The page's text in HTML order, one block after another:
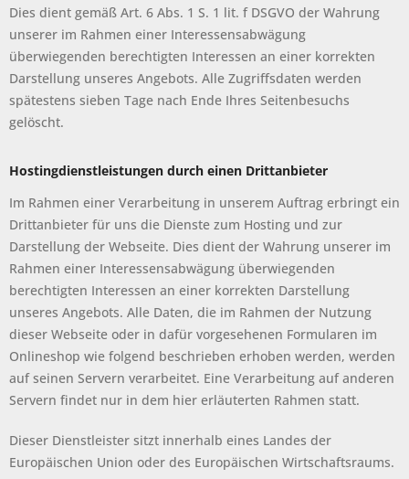
Dies dient gemäß Art. 6 Abs. 1 S. 1 lit. f DSGVO der Wahrung
unserer im Rahmen einer Interessensabwägung
überwiegenden berechtigten Interessen an einer korrekten
Darstellung unseres Angebots. Alle Zugriffsdaten werden
spätestens sieben Tage nach Ende Ihres Seitenbesuchs
gelöscht.
Hostingdienstleistungen durch einen Drittanbieter
Im Rahmen einer Verarbeitung in unserem Auftrag erbringt ein
Drittanbieter für uns die Dienste zum Hosting und zur
Darstellung der Webseite. Dies dient der Wahrung unserer im
Rahmen einer Interessensabwägung überwiegenden
berechtigten Interessen an einer korrekten Darstellung
unseres Angebots. Alle Daten, die im Rahmen der Nutzung
dieser Webseite oder in dafür vorgesehenen Formularen im
Onlineshop wie folgend beschrieben erhoben werden, werden
auf seinen Servern verarbeitet. Eine Verarbeitung auf anderen
Servern findet nur in dem hier erläuterten Rahmen statt.
Dieser Dienstleister sitzt innerhalb eines Landes der
Europäischen Union oder des Europäischen Wirtschaftsraums.